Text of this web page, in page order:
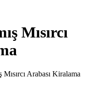
Mısırcı
Mısırcı Arabası Kiralama